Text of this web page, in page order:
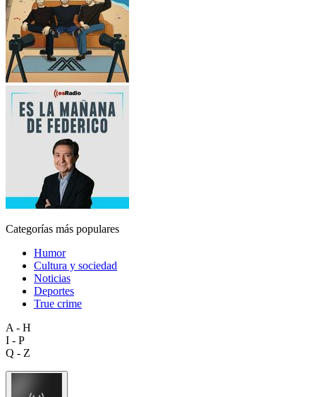
Categorías más populares
Humor
Cultura y sociedad
Noticias
Deportes
True crime
A - H
I - P
Q - Z